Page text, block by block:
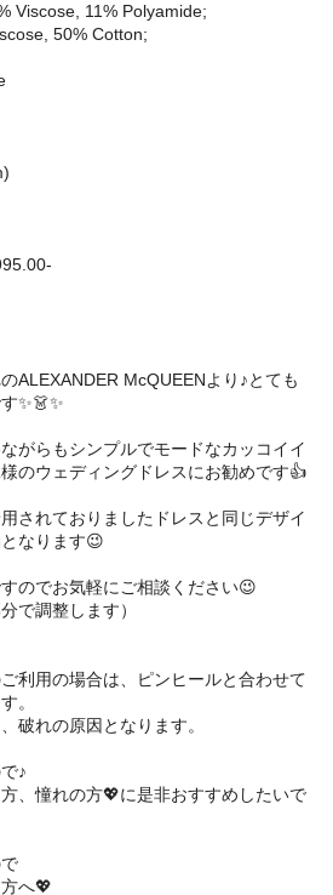
Viscose, 11% Polyamide;
50% Cotton;
ALEXANDER McQUEENより♪とても
✨👗✨
がらもシンプルでモードなカッコイイ
のウェディングドレスにお勧めです👍
されておりましたドレスと同じデザイ
なります😉
のでお気軽にご相談ください😉
で調整します）
利用の場合は、ピンヒールと合わせて
。
破れの原因となります。
♪
、憧れの方💖に是非おすすめしたいで
へ💖